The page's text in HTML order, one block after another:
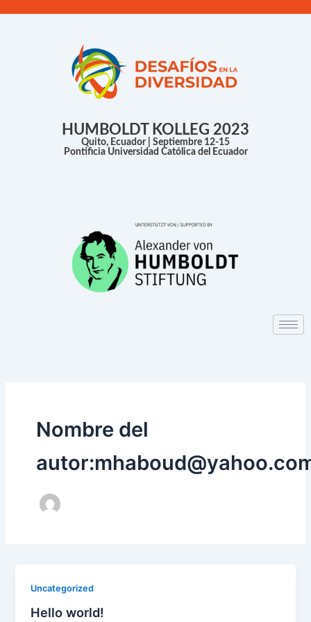
HUMBOLDT KOLLEG 2023
Quito, Ecuador | Septiembre 12-15
Pontificia Universidad Católica del Ecuador
Nombre del
Uncategorized
Hello world!